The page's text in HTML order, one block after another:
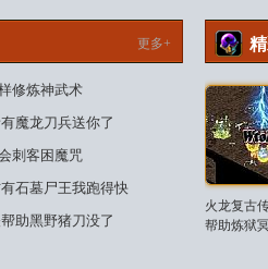
更多+
修炼神武术
魔龙刀兵送你了
刺客困魔咒
石墓尸王我跑得快
助黑野猪刀没了
火龙复古
帮助炼狱